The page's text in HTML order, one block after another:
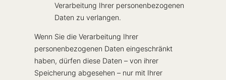
Verarbeitung Ihrer personenbezogenen
Daten zu verlangen.
Wenn Sie die Verarbeitung Ihrer
personenbezogenen Daten eingeschränkt
haben, dürfen diese Daten – von ihrer
Speicherung abgesehen – nur mit Ihrer